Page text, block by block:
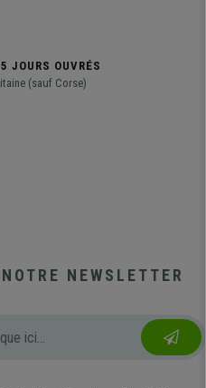
JOURS OUVRÉS
(sauf Corse)
NEWSLETTER